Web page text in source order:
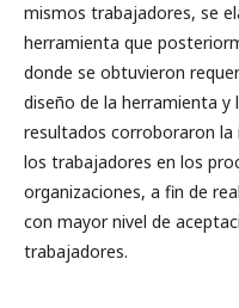
mismos trabajadores, se
herramienta que
donde se obtuvieron
diseño de la herramienta y
resultados corroboraron
los trabajadores en los
organizaciones, a fin de
con mayor nivel de
trabajadores.